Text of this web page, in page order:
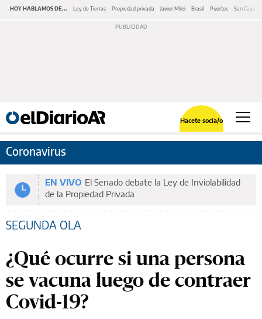
HOY HABLAMOS DE... Ley de Tierras Propiedad privada Javier Milei Brasil Puertos San
Hacete socia/o
Coronavirus
EN VIVO El Senado debate la Ley de Inviolabilidad
de la Propiedad Privada
SEGUNDA OLA
¿Qué ocurre si una persona
se vacuna luego de contraer
Covid-19?